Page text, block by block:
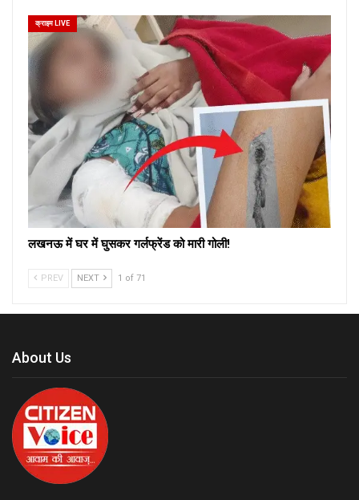
क्राइम LIVE
लखनऊ में घर में घुसकर गर्लफ्रेंड को मारी गोली!
PREV NEXT 1 of 71
About Us